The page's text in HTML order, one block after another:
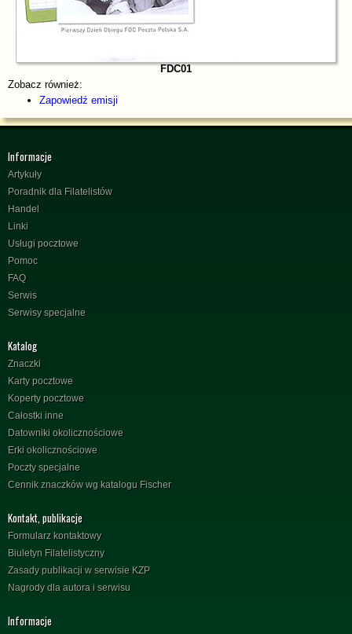
FDC01
Zobacz również:
Zapowiedź emisji
Informacje
Artykuły
Poradnik dla Filatelistów
Handel
Linki
Usługi pocztowe
Pomoc
FAQ
Serwis
Serwisy specjalne
Katalog
Znaczki
Karty pocztowe
Koperty pocztowe
Całostki inne
Datowniki okolicznościowe
Erki okolicznościowe
Poczty specjalne
Cennik znaczków wg katalogu Fischer
Kontakt, publikacje
Formularz kontaktowy
Biuletyn Filatelistyczny
Zasady publikacji w serwisie KZP
Nagrody dla autora i serwisu
Informacje